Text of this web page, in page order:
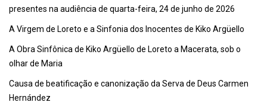
presentes na audiência de quarta-feira, 24 de junho de 2026
A Virgem de Loreto e a Sinfonia dos Inocentes de Kiko Argüello
A Obra Sinfônica de Kiko Argüello de Loreto a Macerata, sob o
olhar de Maria
Causa de beatificação e canonização da Serva de Deus Carmen
Hernández